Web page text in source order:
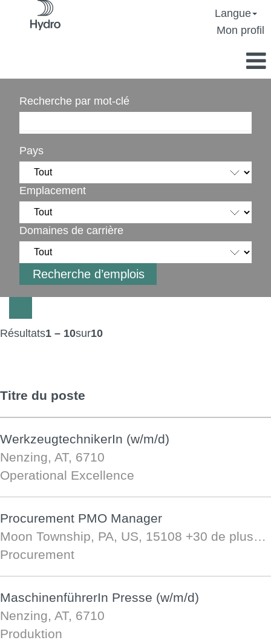
Langue
Mon profil
Recherche par mot-clé
Pays
Emplacement
Domaines de carrière
Résultats1 – 10sur10
Titre du poste
WerkzeugtechnikerIn (w/m/d)
Nenzing, AT, 6710
Operational Excellence
Procurement PMO Manager
Moon Township, PA, US, 15108 +30 de plus…
Procurement
MaschinenführerIn Presse (w/m/d)
Nenzing, AT, 6710
Produktion